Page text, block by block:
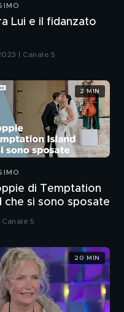
Lui e il fidanzato
| Canale 5
di Temptation
che si sono sposate
5
2 MIN
20 MIN